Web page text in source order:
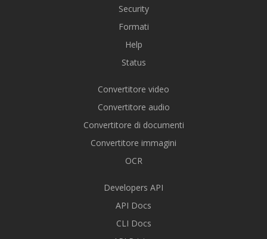
Security
Formati
Help
Status
Convertitore video
Convertitore audio
Convertitore di documenti
Convertitore immagini
OCR
Developers API
API Docs
CLI Docs